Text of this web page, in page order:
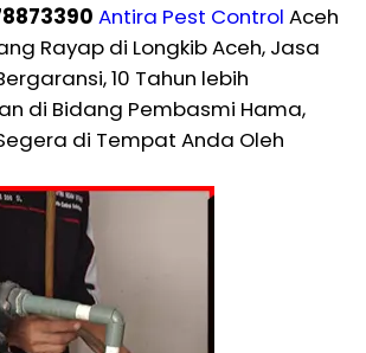
Antira Pest Control Aceh
Rayap di Longkib Aceh, Jasa
10 Tahun lebih
di Bidang Pembasmi Hama,
di Tempat Anda Oleh